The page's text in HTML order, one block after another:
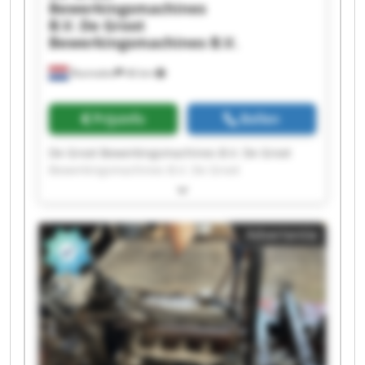
Rosmalen 46 km
Bewerkingsmachines
B.V. De Groot
Bewerkingsmachines B.V.
Prijsinfo Bellen
De Groot Bewerkingsmachines B.V. De Groot
Bewerkingsmachines B.V. De Groot
Bewerkingsmachines B.V. De Groot
Bewerkingsmachines B.V. De Groot
Bewerkingsmachines B.V. De Groot
Bewerkingsmachines B.V. De Groot
Bewerkingsmachines B.V. De Groot
Bewerkingsmachines B.V. De Groot
Bewerkingsmachines B.V. De Groot
Bewerkingsmachines B.V. De Groot
Bewerkingsmachines B.V. De Groot
Advertentie